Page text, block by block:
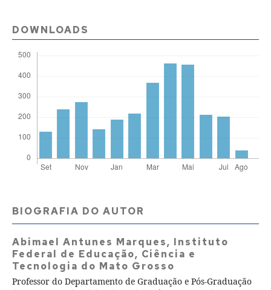
DOWNLOADS
BIOGRAFIA DO AUTOR
Abimael Antunes Marques, Instituto
Federal de Educação, Ciência e
Tecnologia do Mato Grosso
Professor do Departamento de Graduação e Pós-Graduação